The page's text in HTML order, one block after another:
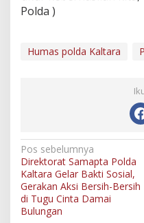
Polda )
Humas polda Kaltara
N
a
v
i
Pos sebelumnya
Direktorat Samapta Polda
Kaltara Gelar Bakti Sosial,
Gerakan Aksi Bersih-Bersih
di Tugu Cinta Damai
Bulungan